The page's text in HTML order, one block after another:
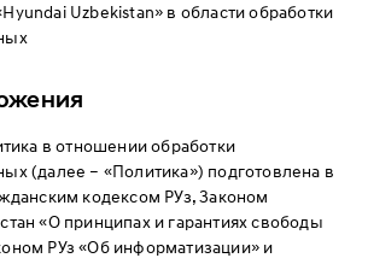
Uzbekistan» в области обработки
в отношении обработки
(далее – «Политика») подготовлена в
кодексом РУз, Законом
«О принципах и гарантиях свободы
РУз «Об информатизации» и